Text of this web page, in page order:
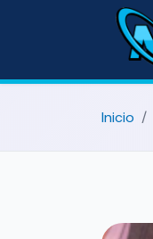
Inicio